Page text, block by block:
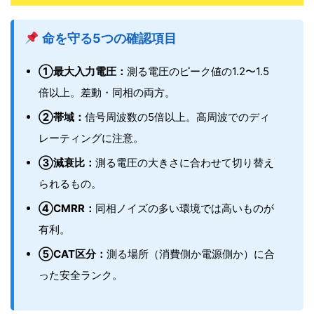
命を守る5つの確認項目
①最大入力電圧： 測る電圧のピーク値の1.2〜1.5
倍以上。差動・同相の両方。
②帯域： 信号周波数の5倍以上。高周波でのディ
レーティングに注意。
③減衰比： 測る電圧の大きさに合わせて切り替え
られるもの。
④CMRR： 同相ノイズの多い環境では高いものが
有利。
⑤CAT区分： 測る場所（消費側か電源側か）に合
った安全ランク。